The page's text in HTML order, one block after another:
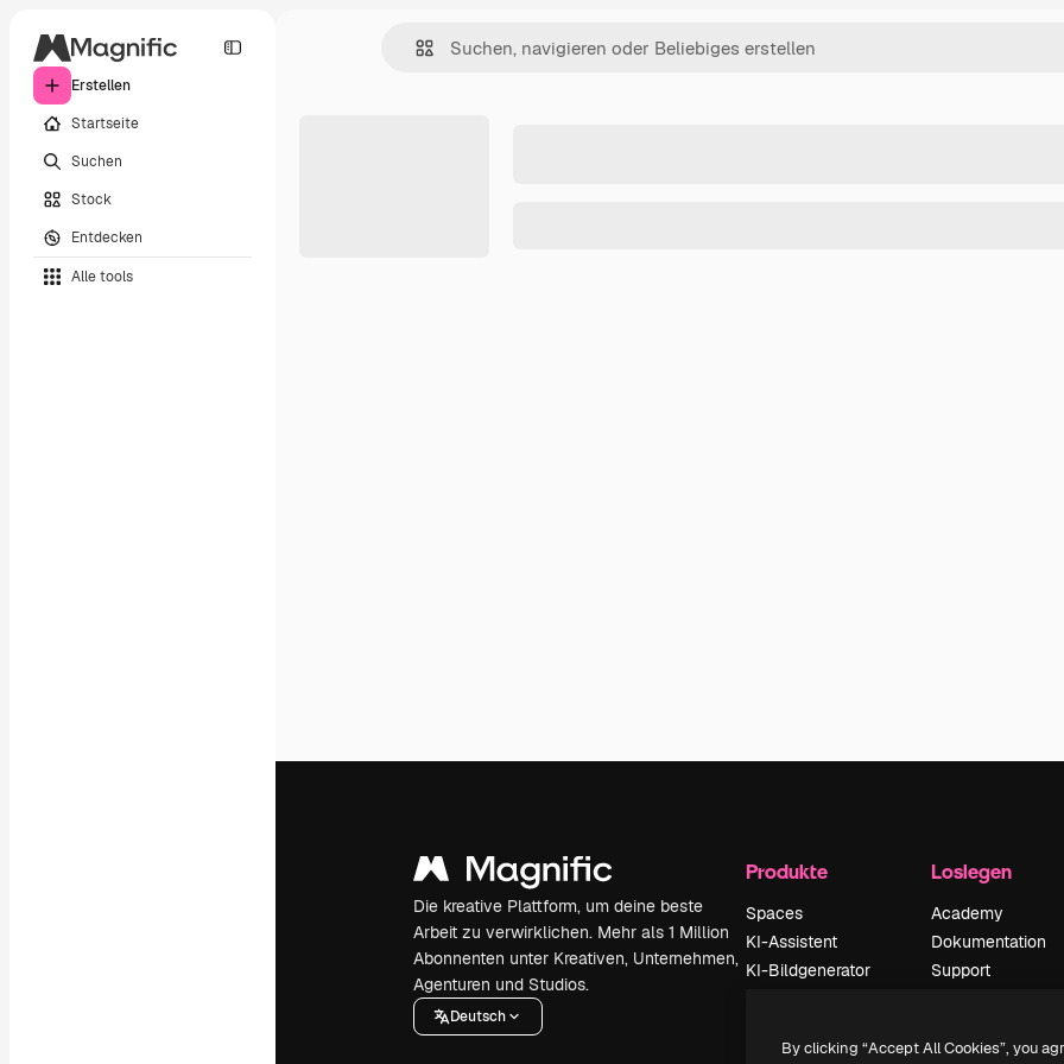
Erstellen
Startseite
Suchen
Stock
Entdecken
Alle tools
Die kreative Plattform, um deine beste
Arbeit zu verwirklichen. Mehr als 1 Million
Abonnenten unter Kreativen, Unternehmen,
Agenturen und Studios.
Deutsch
Produkte
Spaces
KI-Assistent
KI-Bildgenerator
Stimmengenerator
Loslegen
Academy
Dokumentation
Support
Originale Neu
By clicking “Accept All Cookies”, you